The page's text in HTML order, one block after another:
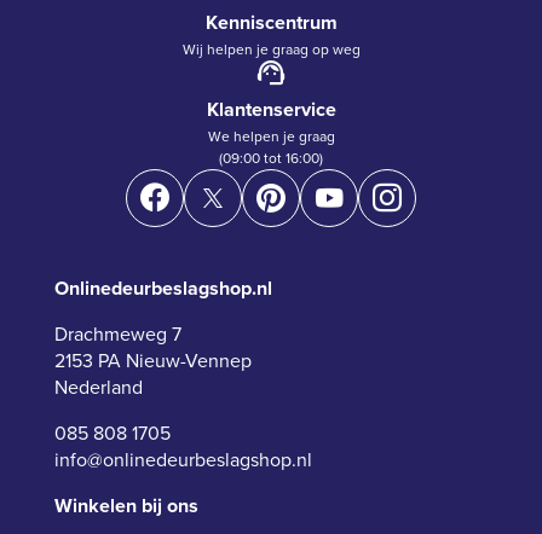
Kenniscentrum
Wij helpen je graag op weg
Klantenservice
We helpen je graag
(09:00 tot 16:00)
Onlinedeurbeslagshop.nl
Drachmeweg 7
2153 PA Nieuw-Vennep
Nederland
085 808 1705
info@onlinedeurbeslagshop.nl
Winkelen bij ons